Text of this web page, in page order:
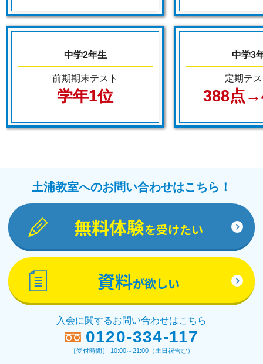
中学2年生
前期期末テスト
学年1位
中学3
定期テ
388点
土浦教室へのお問い合わせはこちら！
無料体験を受けたい
資料が欲しい
入会に関するお問い合わせはこちら
0120-334-117
［受付時間］ 10:00～21:00（土日祝含む）